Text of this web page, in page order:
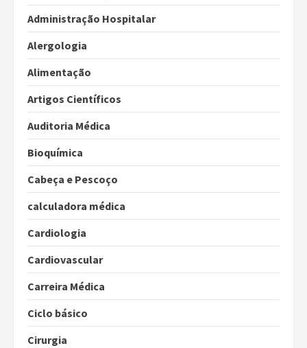
Administração Hospitalar
Alergologia
Alimentação
Artigos Científicos
Auditoria Médica
Bioquímica
Cabeça e Pescoço
calculadora médica
Cardiologia
Cardiovascular
Carreira Médica
Ciclo básico
Cirurgia